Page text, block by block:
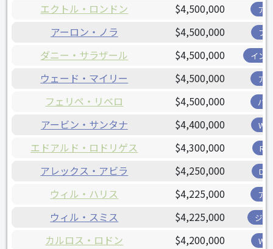
エクトル・ロンドン $4,500,000 ア
アーロン・ノラ $4,500,000 フ
ダニー・サラザール $4,500,000 イン
ウェード・マイリー $4,500,000 ア
フェリペ・リベロ $4,500,000 パ
アービン・サンタナ $4,400,000 W
エドアルド・ロドリゲス $4,300,000 R
アレックス・アビラ $4,250,000 D
ウィル・ハリス $4,225,000 ア
ウィル・スミス $4,225,000 ジャ
カルロス・ロドン $4,200,000 W